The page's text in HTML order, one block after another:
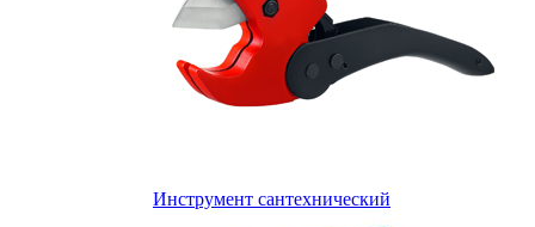
Инструмент сантехнический